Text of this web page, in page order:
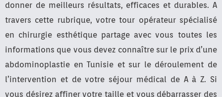
donner de meilleurs résultats, efficaces et durables. A
travers cette rubrique, votre tour opérateur spécialisé
en chirurgie esthétique partage avec vous toutes les
informations que vous devez connaître sur le prix d’une
abdominoplastie en Tunisie et sur le déroulement de
l’intervention et de votre séjour médical de A à Z. Si
vous désirez affiner votre taille et vous débarrasser des